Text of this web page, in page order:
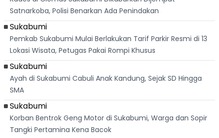
Satnarkoba, Polisi Benarkan Ada Penindakan
Sukabumi
Pemkab Sukabumi Mulai Berlakukan Tarif Parkir Resmi di 13
Lokasi Wisata, Petugas Pakai Rompi Khusus
Sukabumi
Ayah di Sukabumi Cabuli Anak Kandung, Sejak SD Hingga
SMA
Sukabumi
Korban Bentrok Geng Motor di Sukabumi, Warga dan Sopir
Tangki Pertamina Kena Bacok